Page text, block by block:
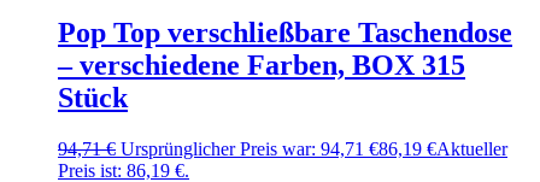
Pop Top verschließbare Taschendose
– verschiedene Farben, BOX 315
Stück
94,71€ Ursprünglicher Preis war: 94,71 €86,19 €Aktueller
Preis ist: 86,19 €.